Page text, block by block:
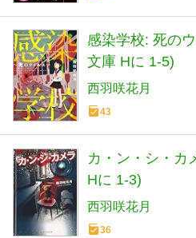
感染学校: 死の
文庫 Hに 1-5)
西羽咲花月
43
カ・ン・シ・カ
Hに 1-3)
西羽咲花月
36